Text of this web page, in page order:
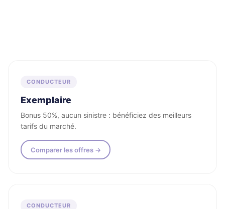
CONDUCTEUR
Exemplaire
Bonus 50%, aucun sinistre : bénéficiez des meilleurs
tarifs du marché.
Comparer les offres →
CONDUCTEUR